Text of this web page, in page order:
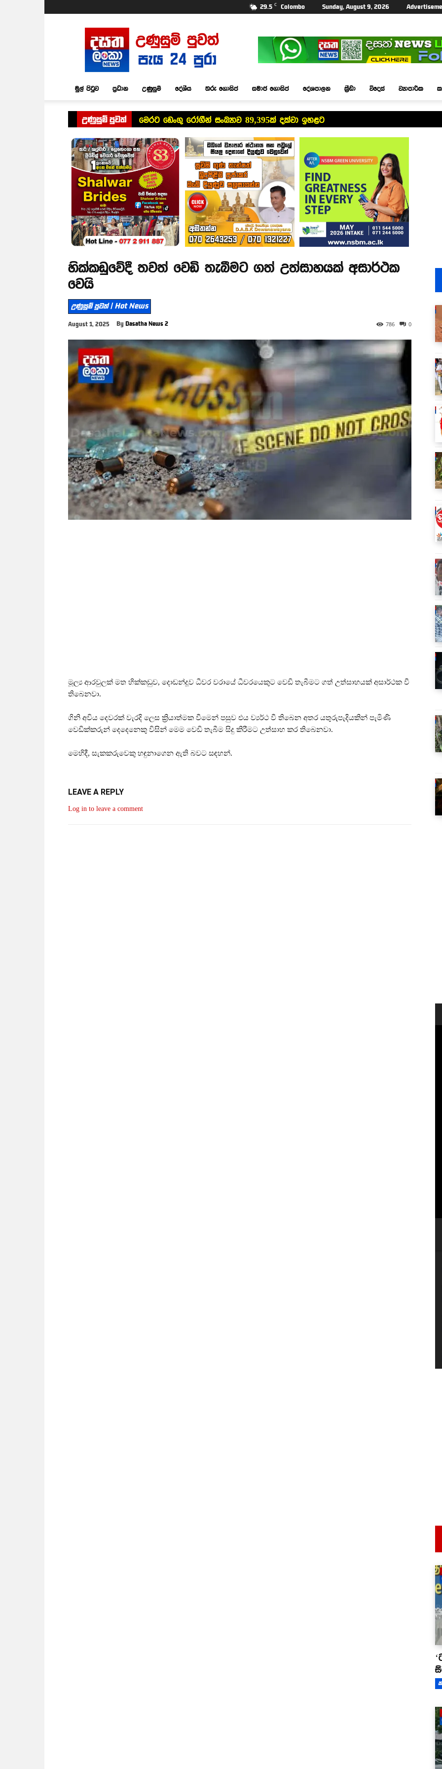
29.5 C Colombo Sunday, August 9, 2026
Dasatha
Lanka
News
මුල් පිටුව ප්‍රධාන උණුසුම් දේශීය තරු ගොසිප් සමාජ ගොසිප් දේශපාලන ක්‍රීඩා විදෙස් ව්‍යාපාරික
උණුසුම් පුවත් මෙරට ඩෙංගු රෝගීන් සංඛ්‍යාව 89,395ක් දක්වා ඉහළට
හික්කඩුවේදී තවත් වෙඩි තැබීමට ගත් උත්සාහයක් අසාර්ථක
වෙයි
උණුසුම් පුවත් | Hot News
August 1, 2025 By Dasatha News 2 0
786
මූල්‍ය ආරවුලක් මත හික්කඩුව, දොඩන්දූව ධීවර වරායේ ධීවරයෙකුට වෙඩි තැබීමට ගත් උත්සාහයක් අසාර්ථක වී
තිබෙනවා.
ගිනි අවිය දෙවරක් වැරදි ලෙස ක්‍රියාත්මක වීමෙන් පසුව එය ව්‍යර්ථ වී තිබෙන අතර යතුරුපැදියකින් පැමිණි
වෙඩික්කරුන් දෙදෙනෙකු විසින් මෙම වෙඩි තැබීම සිදු කිරීමට උත්සාහ කර තිබෙනවා.
මෙහිදී, සැකකරුවෙකු හඳුනාගෙන ඇති බවට සඳහන්.
LEAVE A REPLY
Log in to leave a comment